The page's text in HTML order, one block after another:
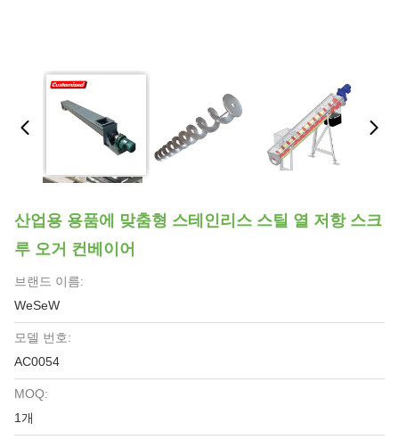
산업용 용품에 맞춤형 스테인리스 스틸 열 저항 스크
루 오거 컨베이어
브랜드 이름:
WeSeW
모델 번호:
AC0054
MOQ:
1개